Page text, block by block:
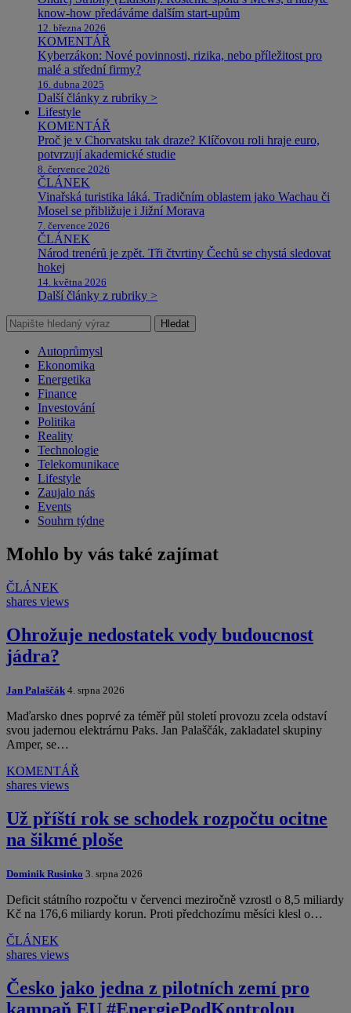
know-how předáváme dalším start-upům
12. března 2026
KOMENTÁŘ
Kyberzákon: Nové povinnosti, rizika, nebo příležitost pro
malé a střední firmy?
16. dubna 2025
Další články z rubriky >
Lifestyle
KOMENTÁŘ
Proč je v Chorvatsku tak draze? Klíčovou roli hraje euro,
potvrzují akademické studie
8. července 2026
ČLÁNEK
Vinařská turistika láká. Tradičním oblastem jako Wachau či
Mosel se přibližuje i Jižní Morava
7. července 2026
ČLÁNEK
Národ trenérů je zpět. Tři čtvrtiny Čechů se chystá sledovat
hokej
14. května 2026
Další články z rubriky >
Hledat
Autoprůmysl
Ekonomika
Energetika
Finance
Investování
Politika
Reality
Technologie
Telekomunikace
Lifestyle
Zaujalo nás
Events
Souhrn týdne
Mohlo by vás také zajímat
ČLÁNEK
shares views
Ohrožuje nedostatek vody budoucnost
jádra?
Jan Palaščák 4. srpna 2026
Maďarsko dnes poprvé za téměř půl století provozu zcela odstaví
svou jadernou elektrárnu Paks. Jan Palaščák, zakladatel skupiny
Amper, se…
KOMENTÁŘ
shares views
Už příští rok se schodek rozpočtu ocitne
na šikmé ploše
Dominik Rusinko 3. srpna 2026
Deficit státního rozpočtu v červenci meziročně vzrostl o 8,5 miliardy
Kč na 176,6 miliardy korun. Proti předchozímu měsíci klesl o…
ČLÁNEK
shares views
Česko jako jedna z pilotních zemí pro
kampaň EU #EnergiePodKontrolou